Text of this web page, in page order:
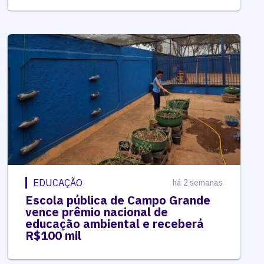
EDUCAÇÃO há 2 semanas
Escola pública de Campo Grande
vence prêmio nacional de
educação ambiental e receberá
R$100 mil